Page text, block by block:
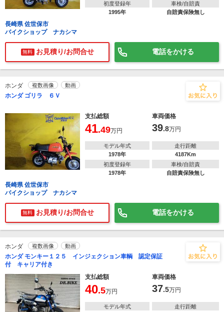
初度登録年
1995年
車検/自賠責
自賠責保険無し
長崎県 佐世保市
バイクショップ ナカシマ
無料 お見積り/お問合せ 電話をかける
ホンダ 複数画像 動画
ホンダ ゴリラ ６Ｖ
支払総額 車両価格
41.49万円 39.8万円
モデル年式
1978年
走行距離
4187Km
初度登録年
1978年
車検/自賠責
自賠責保険無し
長崎県 佐世保市
バイクショップ ナカシマ
無料 お見積り/お問合せ 電話をかける
ホンダ 複数画像 動画
ホンダ モンキー１２５ インジェクション車輌 認定保証
付 キャリア付き
支払総額
車両価格
40.5万円 37.5万円
モデル年式
走行距離